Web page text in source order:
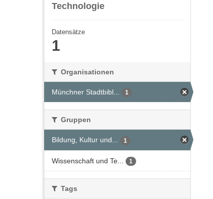
Technologie
Datensätze
1
Organisationen
Münchner Stadtbibl... 1
Gruppen
Bildung, Kultur und... 1
Wissenschaft und Te... 1
Tags